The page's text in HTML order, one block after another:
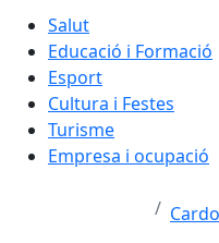
Salut
Educació i Formació
Esport
Cultura i Festes
Turisme
Empresa i ocupació